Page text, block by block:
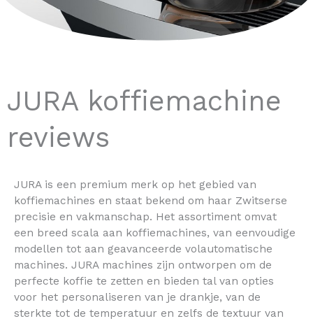
JURA koffiemachine
reviews
JURA is een premium merk op het gebied van
koffiemachines en staat bekend om haar Zwitserse
precisie en vakmanschap. Het assortiment omvat
een breed scala aan koffiemachines, van eenvoudige
modellen tot aan geavanceerde volautomatische
machines. JURA machines zijn ontworpen om de
perfecte koffie te zetten en bieden tal van opties
voor het personaliseren van je drankje, van de
sterkte tot de temperatuur en zelfs de textuur van